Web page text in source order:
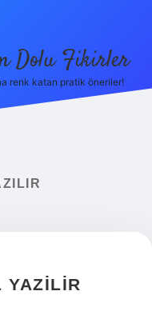
Dolu Fikirler
renk katan pratik öneriler!
YAZILIR